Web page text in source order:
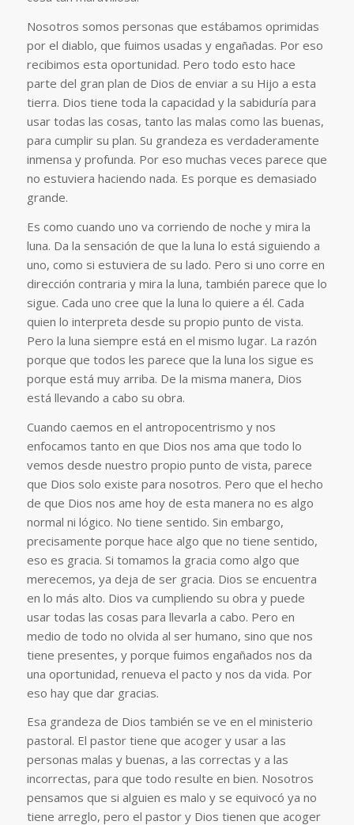
Nosotros somos personas que estábamos oprimidas
por el diablo, que fuimos usadas y engañadas. Por eso
recibimos esta oportunidad. Pero todo esto hace
parte del gran plan de Dios de enviar a su Hijo a esta
tierra. Dios tiene toda la capacidad y la sabiduría para
usar todas las cosas, tanto las malas como las buenas,
para cumplir su plan. Su grandeza es verdaderamente
inmensa y profunda. Por eso muchas veces parece que
no estuviera haciendo nada. Es porque es demasiado
grande.
Es como cuando uno va corriendo de noche y mira la
luna. Da la sensación de que la luna lo está siguiendo a
uno, como si estuviera de su lado. Pero si uno corre en
dirección contraria y mira la luna, también parece que lo
sigue. Cada uno cree que la luna lo quiere a él. Cada
quien lo interpreta desde su propio punto de vista.
Pero la luna siempre está en el mismo lugar. La razón
porque que todos les parece que la luna los sigue es
porque está muy arriba. De la misma manera, Dios
está llevando a cabo su obra.
Cuando caemos en el antropocentrismo y nos
enfocamos tanto en que Dios nos ama que todo lo
vemos desde nuestro propio punto de vista, parece
que Dios solo existe para nosotros. Pero que el hecho
de que Dios nos ame hoy de esta manera no es algo
normal ni lógico. No tiene sentido. Sin embargo,
precisamente porque hace algo que no tiene sentido,
eso es gracia. Si tomamos la gracia como algo que
merecemos, ya deja de ser gracia. Dios se encuentra
en lo más alto. Dios va cumpliendo su obra y puede
usar todas las cosas para llevarla a cabo. Pero en
medio de todo no olvida al ser humano, sino que nos
tiene presentes, y porque fuimos engañados nos da
una oportunidad, renueva el pacto y nos da vida. Por
eso hay que dar gracias.
Esa grandeza de Dios también se ve en el ministerio
pastoral. El pastor tiene que acoger y usar a las
personas malas y buenas, a las correctas y a las
incorrectas, para que todo resulte en bien. Nosotros
pensamos que si alguien es malo y se equivocó ya no
tiene arreglo, pero el pastor y Dios tienen que acoger